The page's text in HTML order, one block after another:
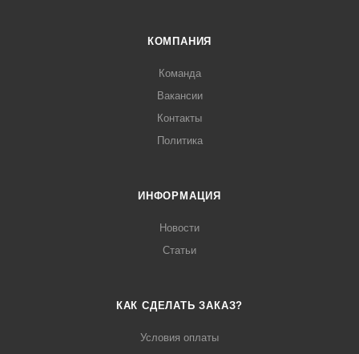
КОМПАНИЯ
Команда
Вакансии
Контакты
Политика
ИНФОРМАЦИЯ
Новости
Статьи
КАК СДЕЛАТЬ ЗАКАЗ?
Условия оплаты